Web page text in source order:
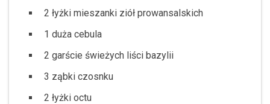
2 łyżki mieszanki ziół prowansalskich
1 duża cebula
2 garście świeżych liści bazylii
3 ząbki czosnku
2 łyżki octu